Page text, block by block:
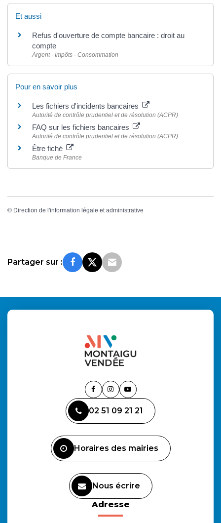
Et aussi
Refus d'ouverture de compte bancaire : droit au
compte
Argent - Impôts - Consommation
Pour en savoir plus
Les fichiers d'incidents bancaires
Autorité de contrôle prudentiel et de résolution (ACPR)
FAQ sur les fichiers bancaires
Autorité de contrôle prudentiel et de résolution (ACPR)
Être fiché
Banque de France
© Direction de l'information légale et administrative
Partager sur :
Lien
le
compte
Lien
le
compte
Lien
la
chaîne
02 51 09 21 21
Horaires des mairies
Nous écrire
Adresse